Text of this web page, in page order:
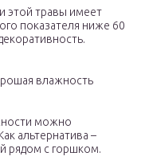
этой травы имеет
показателя ниже 60
влажность
можно
альтернатива –
рядом с горшком.